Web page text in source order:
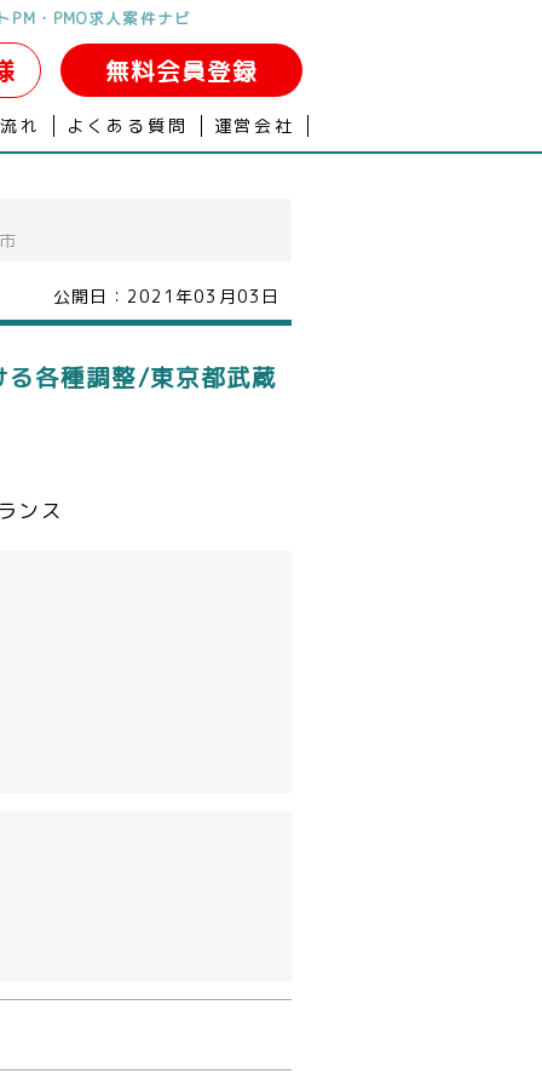
・PMO求人案件ナビ
無料会員登録
れ よくある質問 運営会社
公開日： 2021年03月03日
る各種調整/東京都武蔵
ンス